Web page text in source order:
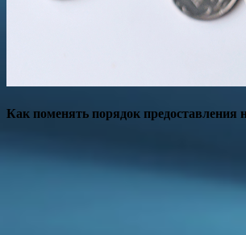
Как поменять порядок предоставления